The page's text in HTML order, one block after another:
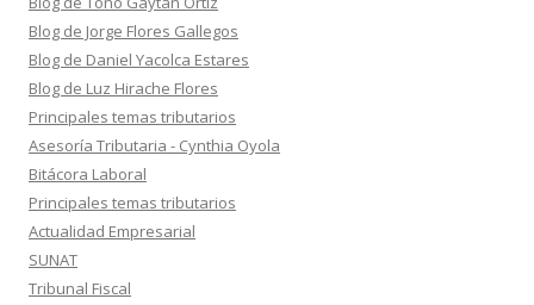
Blog de Jorge Flores Gallegos
Blog de Daniel Yacolca Estares
Blog de Luz Hirache Flores
Principales temas tributarios
Asesoría Tributaria - Cynthia Oyola
Bitácora Laboral
Principales temas tributarios
Actualidad Empresarial
SUNAT
Tribunal Fiscal